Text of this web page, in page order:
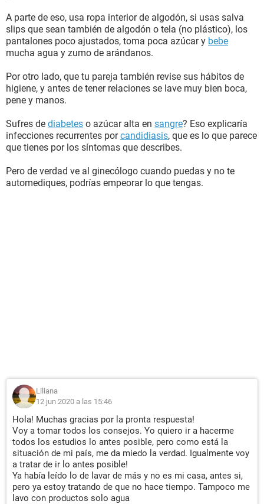
A parte de eso, usa ropa interior de algodón, si usas salva
slips que sean también de algodón o tela (no plástico), los
pantalones poco ajustados, toma poca azúcar y bebe
mucha agua y zumo de arándanos.
Por otro lado, que tu pareja también revise sus hábitos de
higiene, y antes de tener relaciones se lave muy bien boca,
pene y manos.
Sufres de diabetes o azúcar alta en sangre? Eso explicaría
infecciones recurrentes porcandidiasis, que es lo que parece
que tienes por los síntomas que describes.
Pero de verdad ve al ginecólogo cuando puedas y no te
automediques, podrías empeorar lo que tengas.
Liliana
12 jun 2020 a las 15:46
Hola! Muchas gracias por la pronta respuesta!
Voy a tomar todos los consejos. Yo quiero ir a hacerme
todos los estudios lo antes posible, pero como está la
situación de mi país, me da miedo la verdad. Igualmente voy
a tratar de ir lo antes posible!
Ya había leído lo de lavar de más y no es mi casa, antes si,
pero ya estoy tratando de que no hace tiempo. Tampoco me
lavo con productos solo agua